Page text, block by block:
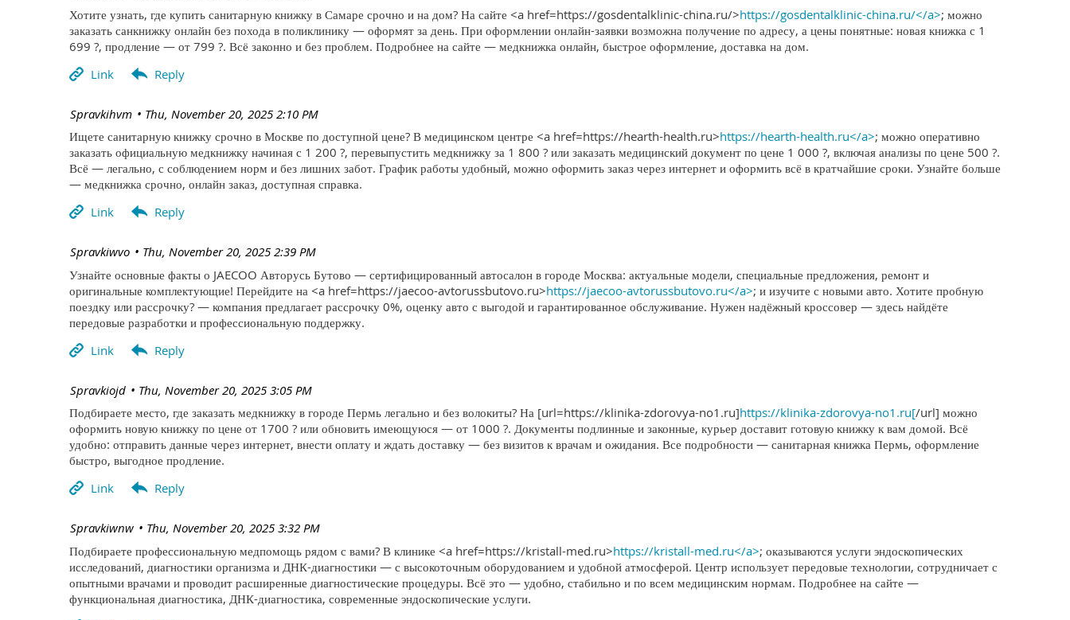
Хотите узнать, где купить санитарную книжку в Самаре срочно и на дом? На сайте <a href=https://gosdentalklinic-china.ru/>https://gosdentalklinic-china.ru/</a>; можно
заказать санкнижку онлайн без похода в поликлинику — оформят за день. При оформлении онлайн-заявки возможна получение по адресу, а цены понятные: новая книжка с 1
699 ?, продление — от 799 ?. Всё законно и без проблем. Подробнее на сайте — медкнижка онлайн, быстрое оформление, доставка на дом.
Thu, November 20, 2025 2:10 PM
| Spravkihvm
Ищете санитарную книжку срочно в Москве по доступной цене? В медицинском центре <a href=https://hearth-health.ru>https://hearth-health.ru</a>; можно оперативно
заказать официальную медкнижку начиная с 1 200 ?, перевыпустить медкнижку за 1 800 ? или заказать медицинский документ по цене 1 000 ?, включая анализы по цене 500 ?.
Всё — легально, с соблюдением норм и без лишних забот. График работы удобный, можно оформить заказ через интернет и оформить всё в кратчайшие сроки. Узнайте больше
— медкнижка срочно, онлайн заказ, доступная справка.
Thu, November 20, 2025 2:39 PM
| Spravkiwvo
Узнайте основные факты о JAECOO Авторусь Бутово — сертифицированный автосалон в городе Москва: актуальные модели, специальные предложения, ремонт и
оригинальные комплектующие! Перейдите на <a href=https://jaecoo-avtorussbutovo.ru>https://jaecoo-avtorussbutovo.ru</a>; и изучите с новыми авто. Хотите пробную
поездку или рассрочку? — компания предлагает рассрочку 0%, оценку авто с выгодой и гарантированное обслуживание. Нужен надёжный кроссовер — здесь найдёте
передовые разработки и профессиональную поддержку.
Thu, November 20, 2025 3:05 PM
| Spravkiojd
Подбираете место, где заказать медкнижку в городе Пермь легально и без волокиты? На [url=https://klinika-zdorovya-no1.ru]https://klinika-zdorovya-no1.ru[/url] можно
оформить новую книжку по цене от 1700 ? или обновить имеющуюся — от 1000 ?. Документы подлинные и законные, курьер доставит готовую книжку к вам домой. Всё
удобно: отправить данные через интернет, внести оплату и ждать доставку — без визитов к врачам и ожидания. Все подробности — санитарная книжка Пермь, оформление
быстро, выгодное продление.
Thu, November 20, 2025 3:32 PM
| Spravkiwnw
Подбираете профессиональную медпомощь рядом с вами? В клинике <a href=https://kristall-med.ru>https://kristall-med.ru</a>; оказываются услуги эндоскопических
исследований, диагностики организма и ДНК-диагностики — с высокоточным оборудованием и удобной атмосферой. Центр использует передовые технологии, сотрудничает с
опытными врачами и проводит расширенные диагностические процедуры. Всё это — удобно, стабильно и по всем медицинским нормам. Подробнее на сайте —
функциональная диагностика, ДНК-диагностика, современные эндоскопические услуги.